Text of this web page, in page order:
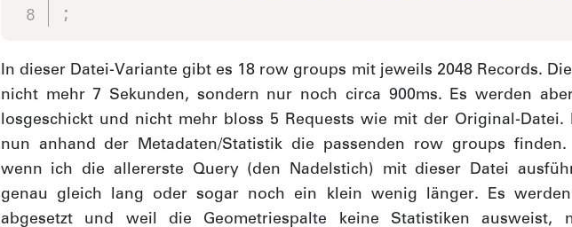
;
In dieser Datei-Variante gibt es 18 row groups mit jeweils 2048 Records.
nicht mehr 7 Sekunden, sondern nur noch circa 900ms. Es werden
losgeschickt und nicht mehr bloss 5 Requests wie mit der Original-Datei.
nun anhand der Metadaten/Statistik die passenden row groups finden.
wenn ich die allererste Query (den Nadelstich) mit dieser Datei
genau gleich lang oder sogar noch ein klein wenig länger. Es werden
abgesetzt und weil die Geometriespalte keine Statistiken ausweist,